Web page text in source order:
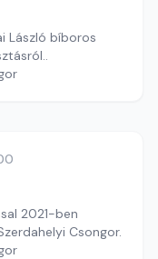
László bíboros
2021-ben
Csongor.